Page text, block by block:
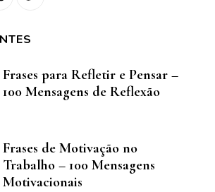
Frases para Refletir e Pensar –
100 Mensagens de Reflexão
Frases de Motivação no
Trabalho – 100 Mensagens
Motivacionais